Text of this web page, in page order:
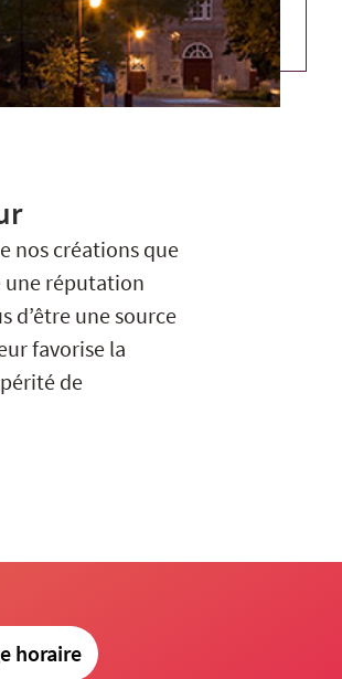
nos créations que
une réputation
d’être une source
favorise la
de
horaire